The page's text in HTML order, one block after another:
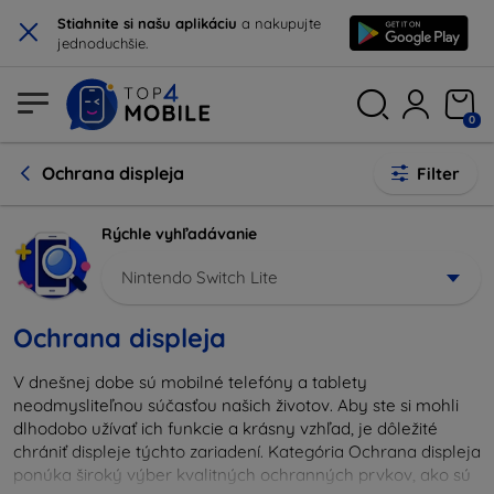
× Stiahnite si našu aplikáciu a nakupujte
jednoduchšie.
0
Ochrana displeja Filter
Rýchle vyhľadávanie
Nintendo Switch Lite
Ochrana displeja
V dnešnej dobe sú mobilné telefóny a tablety
neodmysliteľnou súčasťou našich životov. Aby ste si mohli
dlhodobo užívať ich funkcie a krásny vzhľad, je dôležité
chrániť displeje týchto zariadení. Kategória Ochrana displeja
ponúka široký výber kvalitných ochranných prvkov, ako sú